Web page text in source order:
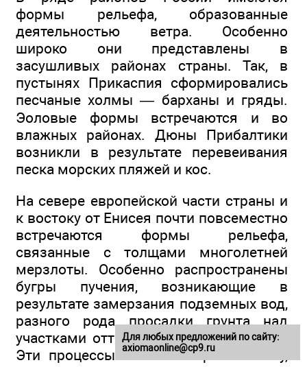
формы рельефа, образованные
деятельностью ветра. Особенно
широко они представлены в
засушливых районах страны. Так, в
пустынях Прикаспия сформировались
песчаные холмы — барханы и гряды.
Эоловые формы встречаются и во
влажных районах. Дюны Прибалтики
возникли в результате перевеивания
песка морских пляжей и кос.
На севере европейской части страны и
к востоку от Енисея почти повсеместно
встречаются формы рельефа,
связанные с толщами многолетней
мерзлоты. Особенно распространены
бугры пучения, возникающие в
результате замерзания подземных вод,
разного рода просадки грунта над
участками оттаивания мерзлых пород.
Эти процессы мешают строительству,
Для любых предложений по сайту:
axiomaonline@cp9.ru